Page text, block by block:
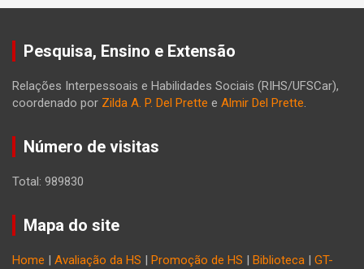
Pesquisa, Ensino e Extensão
Relações Interpessoais e Habilidades Sociais (RIHS/UFSCar),
coordenado por Zilda A. P. Del Prette e Almir Del Prette.
Número de visitas
Total: 989830
Mapa do site
Home Avaliação da HS Promoção de HS Biblioteca
GT-